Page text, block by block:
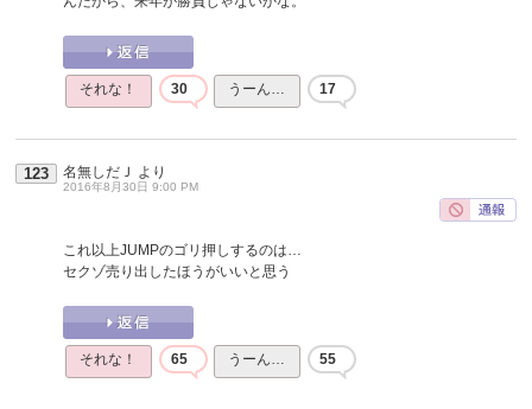
それな！ 30 うーん… 17
123 名無しだＪ より
2016年8月30日 9:00 PM
これ以上JUMPのゴリ押しするのは…
セクゾ売り出したほうがいいと思う
それな！ 65 うーん… 55